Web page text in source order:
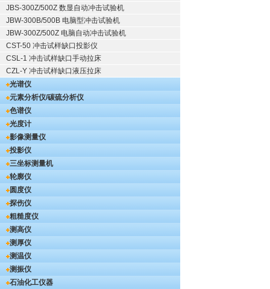
JBS-300Z/500Z 数显自动冲击试验机
JBW-300B/500B 电脑型冲击试验机
JBW-300Z/500Z 电脑自动冲击试验机
CST-50 冲击试样缺口投影仪
CSL-1 冲击试样缺口手动拉床
CZL-Y 冲击试样缺口液压拉床
光谱仪
元素分析仪/碳硫分析仪
色谱仪
光度计
影像测量仪
投影仪
三坐标测量机
轮廓仪
圆度仪
探伤仪
粗糙度仪
测高仪
测厚仪
测温仪
测振仪
石油化工仪器